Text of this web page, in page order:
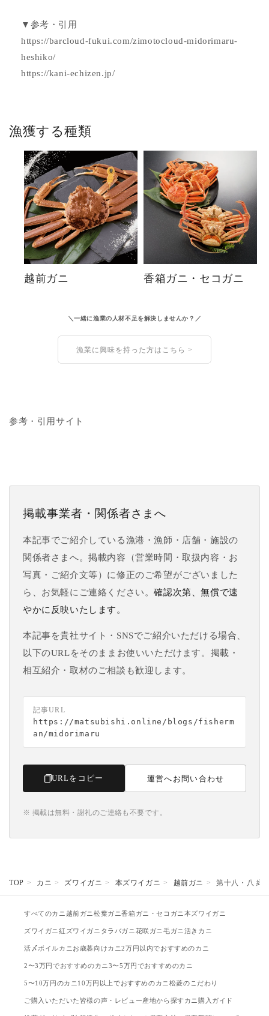
▼参考・引用
https://barcloud-fukui.com/zimotocloud-midorimaru-
heshiko/
https://kani-echizen.jp/
漁獲する種類
越前ガニ 香箱ガニ・セコガニ
＼一緒に漁業の人材不足を解決しませんか？／
漁業に興味を持った方はこちら >
参考・引用サイト
掲載事業者・関係者さまへ
本記事でご紹介している漁港・漁師・店舗・施設の
関係者さまへ。掲載内容（営業時間・取扱内容・お
写真・ご紹介文等）に修正のご希望がございました
ら、お気軽にご連絡ください。確認次第、無償で速
やかに反映いたします。
本記事を貴社サイト・SNSでご紹介いただける場合、
以下のURLをそのままお使いいただけます。掲載・
相互紹介・取材のご相談も歓迎します。
記事URL
https://matsubishi.online/blogs/fisherm
an/midorimaru
URLをコピー 運営へお問い合わせ
※ 掲載は無料・謝礼のご連絡も不要です。
TOP カニ ズワイガニ 本ズワイガニ 越前ガニ 第十八・八 緑
すべてのカニ 越前ガニ松葉ガニ香箱ガニ・セコガニ 本ズワイガニ
ズワイガニ 紅ズワイガニ タラバガニ 花咲ガニ毛ガニ 活きカニ
活〆ボイルカニ お歳暮向けカニ2万円以内でおすすめのカニ
2〜3万円でおすすめのカニ 3〜5万円でおすすめのカニ
5〜10万円のカニ 10万円以上でおすすめのカニ 松菱のこだわり
ご購入いただいた皆様の声・レビュー産地から探すカニ購入ガイド